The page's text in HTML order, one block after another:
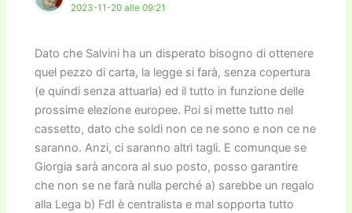
2023-11-20 alle 09:21
Dato che Salvini ha un disperato bisogno di ottenere
quel pezzo di carta, la legge si farà, senza copertura
(e quindi senza attuarla) ed il tutto in funzione delle
prossime elezione europee. Poi si mette tutto nel
cassetto, dato che soldi non ce ne sono e non ce ne
saranno. Anzi, ci saranno altri tagli. E comunque se
Giorgia sarà ancora al suo posto, posso garantire
che non se ne farà nulla perché a) sarebbe un regalo
alla Lega b) FdI è centralista e mal sopporta tutto